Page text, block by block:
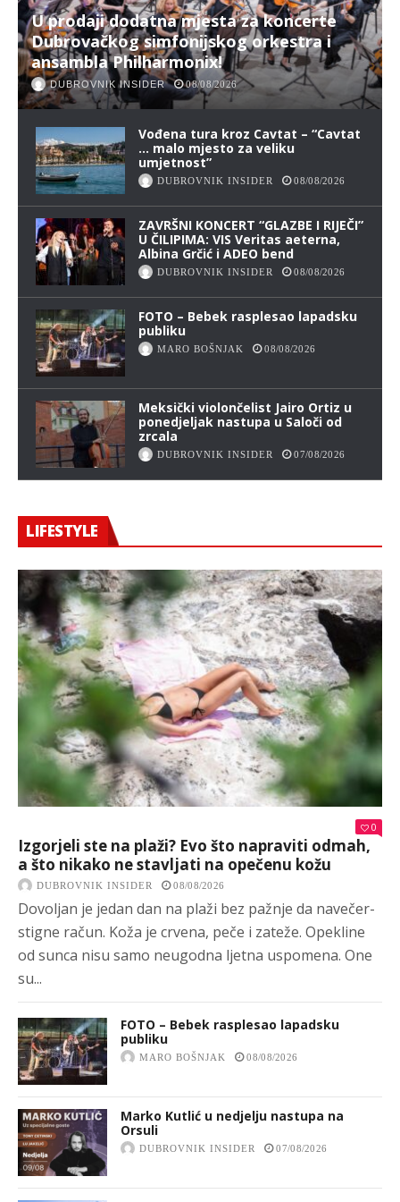
U prodaji dodatna mjesta za koncerte
Dubrovačkog simfonijskog orkestra i
ansambla Philharmonix!
DUBROVNIK INSIDER 08/08/2026
Vođena tura kroz Cavtat – “Cavtat
… malo mjesto za veliku
umjetnost”
DUBROVNIK INSIDER 08/08/2026
ZAVRŠNI KONCERT “GLAZBE I RIJEČI”
U ČILIPIMA: VIS Veritas aeterna,
Albina Grčić i ADEO bend
DUBROVNIK INSIDER 08/08/2026
FOTO – Bebek rasplesao lapadsku
publiku
MARO BOŠNJAK 08/08/2026
Meksički violončelist Jairo Ortiz u
ponedjeljak nastupa u Saloči od
zrcala
DUBROVNIK INSIDER 07/08/2026
LIFESTYLE
0
Izgorjeli ste na plaži? Evo što napraviti odmah,
a što nikako ne stavljati na opečenu kožu
DUBROVNIK INSIDER 08/08/2026
Dovoljan je jedan dan na plaži bez pažnje da navečer-
stigne račun. Koža je crvena, peče i zateže. Opekline
od sunca nisu samo neugodna ljetna uspomena. One
su...
FOTO – Bebek rasplesao lapadsku
publiku
MARO BOŠNJAK 08/08/2026
Marko Kutlić u nedjelju nastupa na
Orsuli
DUBROVNIK INSIDER 07/08/2026